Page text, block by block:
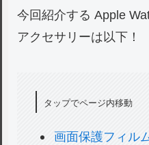
今回紹介する Apple
アクセサリーは以下！
タップでページ内移動
画面保護フィル